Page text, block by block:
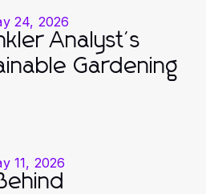
24, 2026
Analyst's
Gardening
11, 2026